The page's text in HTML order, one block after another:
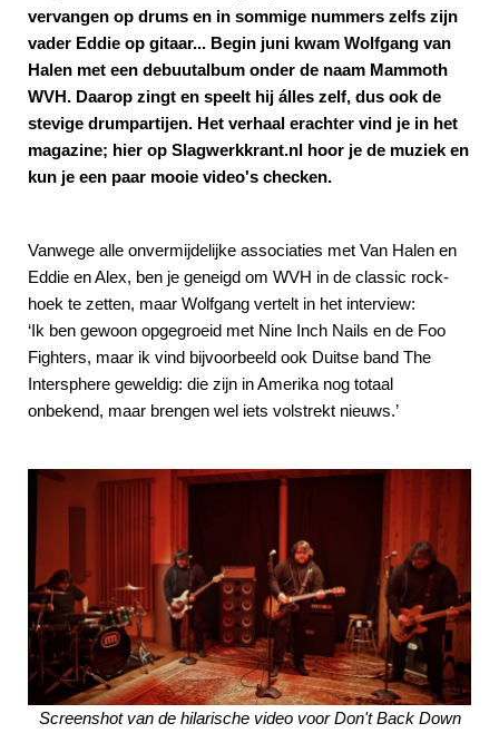
vervangen op drums en in sommige nummers zelfs zijn
vader Eddie op gitaar... Begin juni kwam Wolfgang van
Halen met een debuutalbum onder de naam Mammoth
WVH. Daarop zingt en speelt hij álles zelf, dus ook de
stevige drumpartijen. Het verhaal erachter vind je in het
magazine; hier op Slagwerkkrant.nl hoor je de muziek en
kun je een paar mooie video's checken.
Vanwege alle onvermijdelijke associaties met Van Halen en
Eddie en Alex, ben je geneigd om WVH in de classic rock-
hoek te zetten, maar Wolfgang vertelt in het interview:
‘Ik ben gewoon opgegroeid met Nine Inch Nails en de Foo
Fighters, maar ik vind bijvoorbeeld ook Duitse band The
Intersphere geweldig: die zijn in Amerika nog totaal
onbekend, maar brengen wel iets volstrekt nieuws.’
Screenshot van de hilarische video voor Don't Back Down